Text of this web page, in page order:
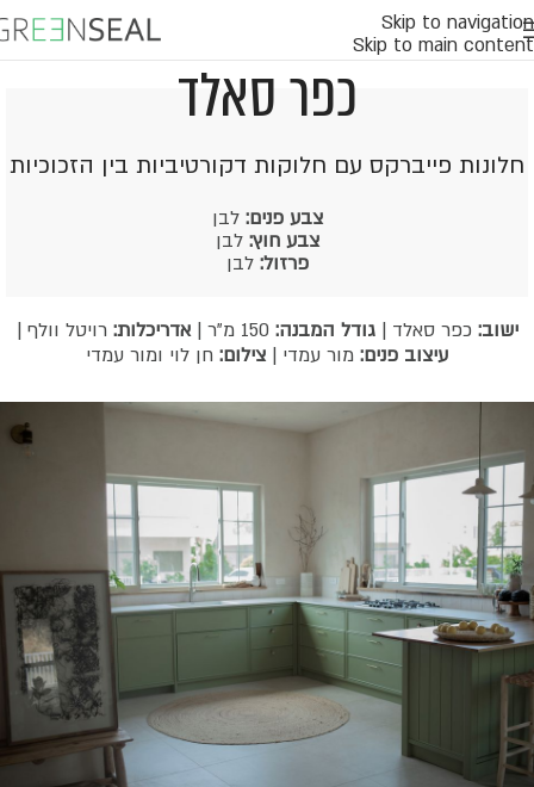
Skip to navigation
Skip to main content
כפר סאלד
חלונות פייברקס עם חלוקות דקורטיביות בין הזכוכיות
צבע פנים:לבן
צבע חוץ:לבן
פרזול:לבן
ישוב: כפר סאלד |גודל המבנה: 150 מ"ר | אדריכלות:רויטל וולף |
עיצוב פנים: מור עמדי |צילום: חן לוי ומור עמדי